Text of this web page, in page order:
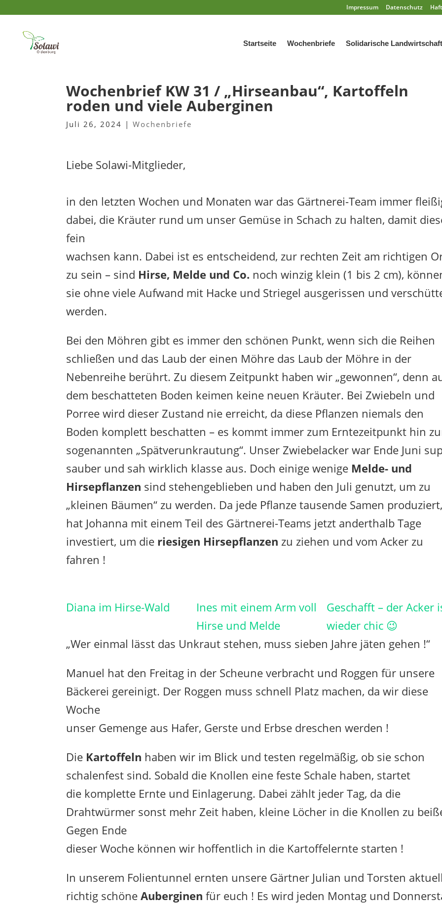
Impressum Datenschutz
Startseite Wochenbriefe Solidarische Landwirtschaft
Wochenbrief KW 31 / „Hirseanbau“, Kartoffeln
roden und viele Auberginen
Juli 26, 2024 |Wochenbriefe
Liebe Solawi-Mitglieder,
in den letzten Wochen und Monaten war das Gärtnerei-Team immer
dabei, die Kräuter rund um unser Gemüse in Schach zu halten, damit
fein
wachsen kann. Dabei ist es entscheidend, zur rechten Zeit am richtigen
zu sein – sind Hirse, Melde und Co. noch winzig klein (1 bis 2 cm),
sie ohne viele Aufwand mit Hacke und Striegel ausgerissen und
werden.
Bei den Möhren gibt es immer den schönen Punkt, wenn sich die Reihen
schließen und das Laub der einen Möhre das Laub der Möhre in der
Nebenreihe berührt. Zu diesem Zeitpunkt haben wir „gewonnen“, denn
dem beschatteten Boden keimen keine neuen Kräuter. Bei Zwiebeln und
Porree wird dieser Zustand nie erreicht, da diese Pflanzen niemals den
Boden komplett beschatten – es kommt immer zum Erntezeitpunkt hin
sogenannten „Spätverunkrautung“. Unser Zwiebelacker war Ende Juni
sauber und sah wirklich klasse aus. Doch einige wenige Melde- und
Hirsepflanzen sind stehengeblieben und haben den Juli genutzt, um zu
„kleinen Bäumen“ zu werden. Da jede Pflanze tausende Samen
hat Johanna mit einem Teil des Gärtnerei-Teams jetzt anderthalb Tage
investiert, um die riesigen Hirsepflanzen zu ziehen und vom Acker zu
fahren !
Diana im Hirse-Wald
Ines mit einem Arm voll
Hirse und Melde
Geschafft – der Acker
wieder chic 😉
„Wer einmal lässt das Unkraut stehen, muss sieben Jahre jäten gehen !“
Manuel hat den Freitag in der Scheune verbracht und Roggen für unsere
Bäckerei gereinigt. Der Roggen muss schnell Platz machen, da wir diese
Woche
unser Gemenge aus Hafer, Gerste und Erbse dreschen werden !
Die Kartoffeln haben wir im Blick und testen regelmäßig, ob sie schon
schalenfest sind. Sobald die Knollen eine feste Schale haben, startet
die komplette Ernte und Einlagerung. Dabei zählt jeder Tag, da die
Drahtwürmer sonst mehr Zeit haben, kleine Löcher in die Knollen zu
Gegen Ende
dieser Woche können wir hoffentlich in die Kartoffelernte starten !
In unserem Folientunnel ernten unsere Gärtner Julian und Torsten
richtig schöneAuberginen für euch ! Es wird jeden Montag und